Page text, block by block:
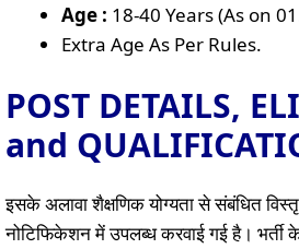
Age : 18-40 Years (As on
Extra Age As Per Rules.
POST DETAILS,
and
इसके अलावा शैक्षणिक योग्यता से संबंधित
नोटिफिकेशन में उपलब्ध करवाई गई है। भर्ती